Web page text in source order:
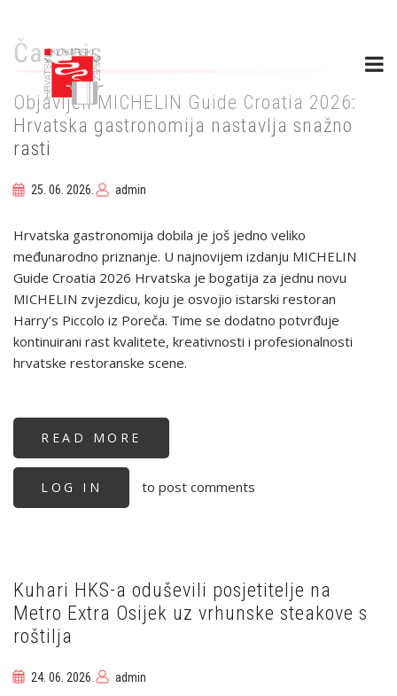
main
content
Časopis
Objavljen MICHELIN Guide Croatia 2026:
Hrvatska gastronomija nastavlja snažno
rasti
25. 06. 2026. admin
Hrvatska gastronomija dobila je još jedno veliko
međunarodno priznanje. U najnovijem izdanju MICHELIN
Guide Croatia 2026 Hrvatska je bogatija za jednu novu
MICHELIN zvjezdicu, koju je osvojio istarski restoran
Harry’s Piccolo iz Poreča. Time se dodatno potvrđuje
kontinuirani rast kvalitete, kreativnosti i profesionalnosti
hrvatske restoranske scene.
READ MORE
MICHELIN
CROATIA
2026:
LOG IN to post comments
Kuhari HKS-a oduševili posjetitelje na
Metro Extra Osijek uz vrhunske steakove s
roštilja
24. 06. 2026. admin